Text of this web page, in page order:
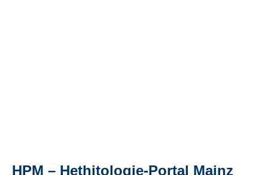
HPM – Hethitologie-Portal Mainz